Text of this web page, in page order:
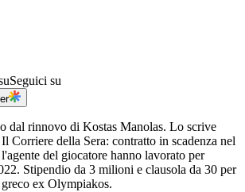
Seguici su
dal rinnovo di Kostas Manolas. Lo scrive
Corriere della Sera: contratto in scadenza nel
del giocatore hanno lavorato per
Stipendio da 3 milioni e clausola da 30 per
ex Olympiakos.